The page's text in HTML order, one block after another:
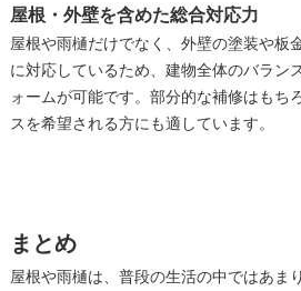
屋根・外壁を含めた総合対応力
屋根や雨樋だけでなく、外壁の塗装や板
に対応しているため、建物全体のバラン
ォームが可能です。部分的な補修はもち
スを希望される方にも適しています。
まとめ
屋根や雨樋は、普段の生活の中ではあま